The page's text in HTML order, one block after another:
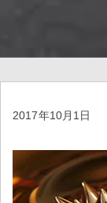
2017年10月1日